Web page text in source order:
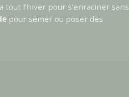
l’hiver pour s’enraciner sans
pour semer ou poser des